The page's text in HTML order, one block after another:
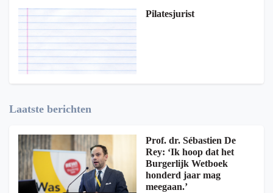
Pilatesjurist
Laatste berichten
Prof. dr. Sébastien De
Rey: ‘Ik hoop dat het
Burgerlijk Wetboek
honderd jaar mag
meegaan.’